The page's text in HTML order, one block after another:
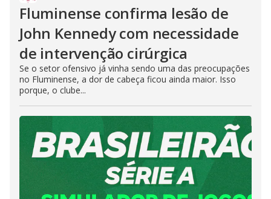
Fluminense confirma lesão de
John Kennedy com necessidade
de intervenção cirúrgica
Se o setor ofensivo já vinha sendo uma das preocupações
no Fluminense, a dor de cabeça ficou ainda maior. Isso
porque, o clube...